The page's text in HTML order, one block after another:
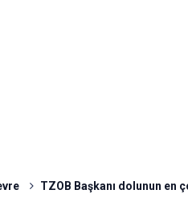
TZOB Başkanı dolunun